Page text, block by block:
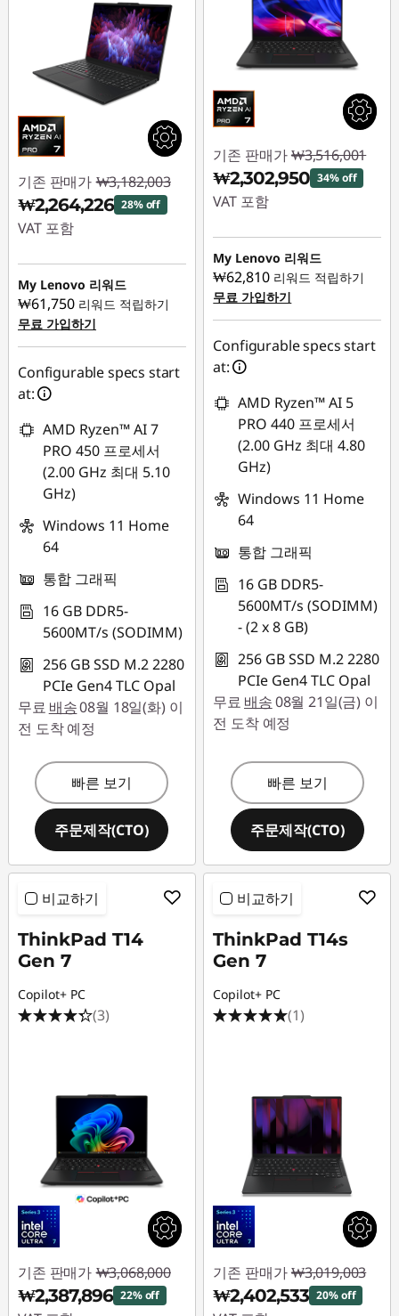
기존 판매가 ₩3,182,003
₩2,264,226 28% off
VAT 포함
즉시 할인: :-
₩917,777
My Lenovo 리워드
₩61,750 리워드 적립하기
무료 가입하기
Configurable specs start
at:
AMD Ryzen™ AI 7
PRO 450 프로세서
(2.00 GHz 최대 5.10
GHz)
Windows 11 Home
64
통합 그래픽
16 GB DDR5-
5600MT/s (SODIMM)
256 GB SSD M.2 2280
PCIe Gen4 TLC Opal
무료 배송08월 18일(화) 이
전 도착 예정
빠른 보기
주문제작(CTO)
기존 판매가 ₩3,516,001
₩2,302,950 34% off
VAT 포함
즉시 할인: :-
₩1,213,051
My Lenovo 리워드
₩62,810 리워드 적립하기
무료 가입하기
Configurable specs start
at:
AMD Ryzen™ AI 5
PRO 440 프로세서
(2.00 GHz 최대 4.80
GHz)
Windows 11 Home
64
통합 그래픽
16 GB DDR5-
5600MT/s (SODIMM)
- (2 x 8 GB)
256 GB SSD M.2 2280
PCIe Gen4 TLC Opal
무료 배송08월 21일(금) 이
전 도착 예정
빠른 보기
주문제작(CTO)
비교하기
ThinkPad T14
Gen 7
Copilot+ PC
(3)
기존 판매가 ₩3,068,000
₩2,387,896 22% off
비교하기
ThinkPad T14s
Gen 7
Copilot+ PC
(1)
기존 판매가 ₩3,019,003
₩2,402,533 20% off